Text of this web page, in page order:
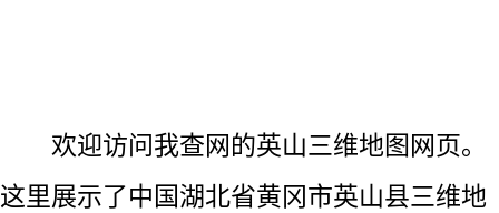
欢迎访问我查网的英山三维地图网页。
这里展示了中国湖北省黄冈市英山县三维地